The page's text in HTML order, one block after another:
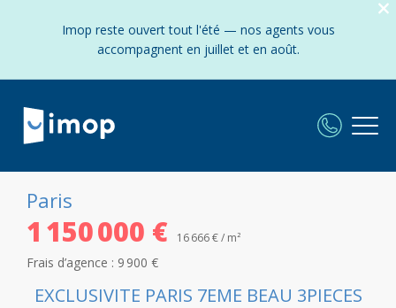
Imop reste ouvert tout l'été — nos agents vous
accompagnent en juillet et en août.
Paris
1 150 000 € 16 666 € / m²
Frais d’agence : 9 900 €
EXCLUSIVITE PARIS 7EME BEAU 3PIECES